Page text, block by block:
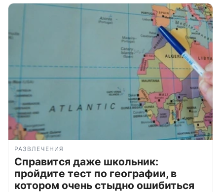
РАЗВЛЕЧЕНИЯ
Справится даже школьник:
пройдите тест по географии, в
котором очень стыдно ошибиться